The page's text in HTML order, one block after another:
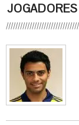
JOGADORES